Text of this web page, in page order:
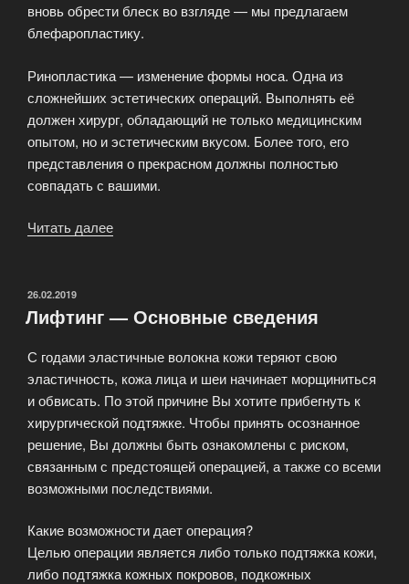
вновь обрести блеск во взгляде — мы предлагаем
блефаропластику.
Ринопластика — изменение формы носа. Одна из
сложнейших эстетических операций. Выполнять её
должен хирург, обладающий не только медицинским
опытом, но и эстетическим вкусом. Более того, его
представления о прекрасном должны полностью
совпадать с вашими.
Читать далее
кутюр»»
ОПУБЛИКОВАНО
26.02.2019
Лифтинг — Основные сведения
С годами эластичные волокна кожи теряют свою
эластичность, кожа лица и шеи начинает морщиниться
и обвисать. По этой причине Вы хотите прибегнуть к
хирургической подтяжке. Чтобы принять осознанное
решение, Вы должны быть ознакомлены с риском,
связанным с предстоящей операцией, а также со всеми
возможными последствиями.
Какие возможности дает операция?
Целью операции является либо только подтяжка кожи,
либо подтяжка кожных покровов, подкожных